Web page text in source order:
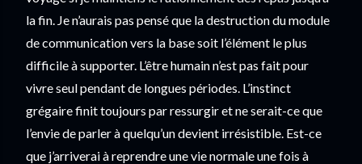
la fin. Je n’aurais pas pensé que la destruction du module
de communication vers la base soit l’élément le plus
difficile à supporter. L’être humain n’est pas fait pour
vivre seul pendant de longues périodes. L’instinct
grégaire finit toujours par ressurgir et ne serait-ce que
l’envie de parler à quelqu’un devient irrésistible. Est-ce
que j’arriverai à reprendre une vie normale une fois à